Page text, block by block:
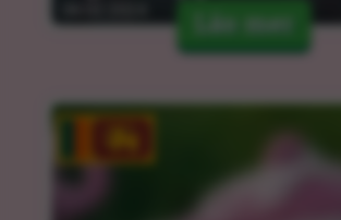
Läs mer